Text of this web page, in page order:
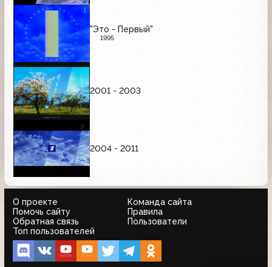
"Это - Первый"
1995
2001 - 2003
2004 - 2011
О проекте
Команда сайта
Помочь сайту
Правила
Обратная связь
Пользователи
Топ пользователей